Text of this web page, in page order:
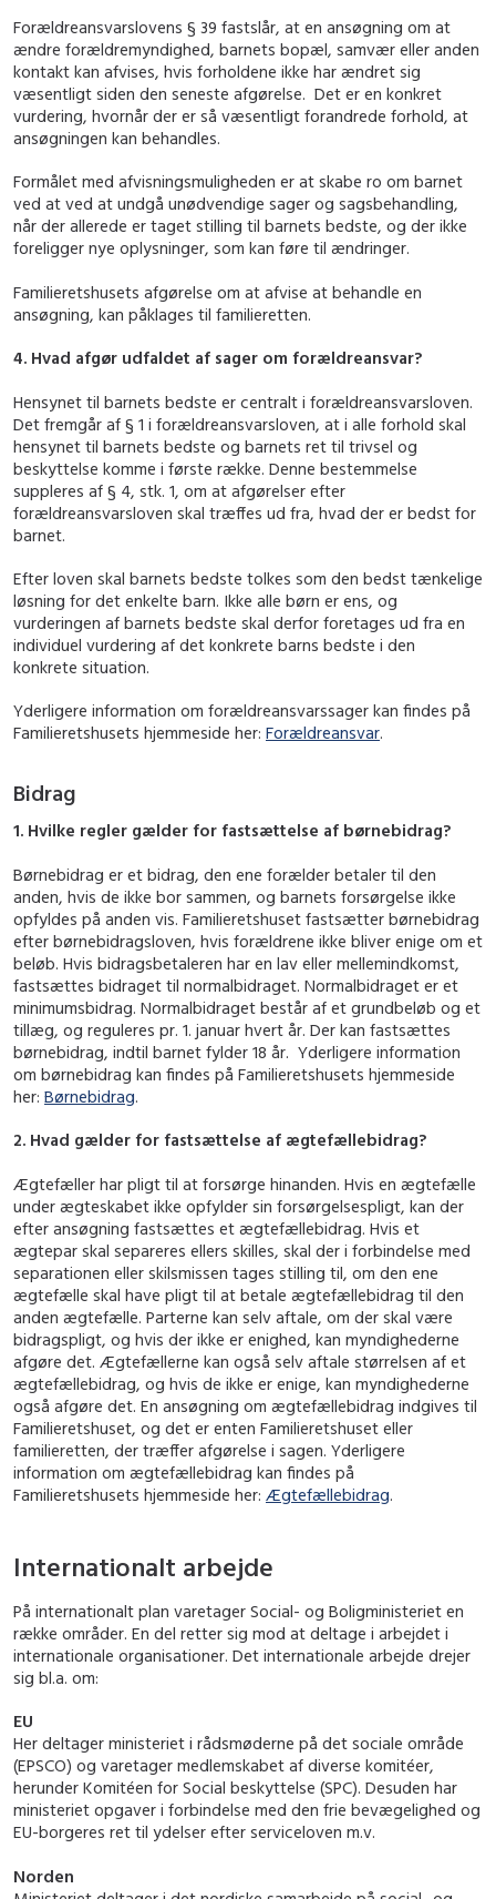
Forældreansvarslovens § 39 fastslår, at en ansøgning om at
ændre forældremyndighed, barnets bopæl, samvær eller anden
kontakt kan afvises, hvis forholdene ikke har ændret sig
væsentligt siden den seneste afgørelse. Det er en konkret
vurdering, hvornår der er så væsentligt forandrede forhold, at
ansøgningen kan behandles.
Formålet med afvisningsmuligheden er at skabe ro om barnet
ved at ved at undgå unødvendige sager og sagsbehandling,
når der allerede er taget stilling til barnets bedste, og der ikke
foreligger nye oplysninger, som kan føre til ændringer.
Familieretshusets afgørelse om at afvise at behandle en
ansøgning, kan påklages til familieretten.
4. Hvad afgør udfaldet af sager om forældreansvar?
Hensynet til barnets bedste er centralt i forældreansvarsloven.
Det fremgår af § 1 i forældreansvarsloven, at i alle forhold skal
hensynet til barnets bedste og barnets ret til trivsel og
beskyttelse komme i første række. Denne bestemmelse
suppleres af § 4, stk. 1, om at afgørelser efter
forældreansvarsloven skal træffes ud fra, hvad der er bedst for
barnet.
Efter loven skal barnets bedste tolkes som den bedst tænkelige
løsning for det enkelte barn. Ikke alle børn er ens, og
vurderingen af barnets bedste skal derfor foretages ud fra en
individuel vurdering af det konkrete barns bedste i den
konkrete situation.
Yderligere information om forældreansvarssager kan findes på
Familieretshusets hjemmeside her: Forældreansvar.
Bidrag
1. Hvilke regler gælder for fastsættelse af børnebidrag?
Børnebidrag er et bidrag, den ene forælder betaler til den
anden, hvis de ikke bor sammen, og barnets forsørgelse ikke
opfyldes på anden vis. Familieretshuset fastsætter børnebidrag
efter børnebidragsloven, hvis forældrene ikke bliver enige om et
beløb. Hvis bidragsbetaleren har en lav eller mellemindkomst,
fastsættes bidraget til normalbidraget. Normalbidraget er et
minimumsbidrag. Normalbidraget består af et grundbeløb og et
tillæg, og reguleres pr. 1. januar hvert år. Der kan fastsættes
børnebidrag, indtil barnet fylder 18 år. Yderligere information
om børnebidrag kan findes på Familieretshusets hjemmeside
her: Børnebidrag.
2. Hvad gælder for fastsættelse af ægtefællebidrag?
Ægtefæller har pligt til at forsørge hinanden. Hvis en ægtefælle
under ægteskabet ikke opfylder sin forsørgelsespligt, kan der
efter ansøgning fastsættes et ægtefællebidrag. Hvis et
ægtepar skal separeres ellers skilles, skal der i forbindelse med
separationen eller skilsmissen tages stilling til, om den ene
ægtefælle skal have pligt til at betale ægtefællebidrag til den
anden ægtefælle. Parterne kan selv aftale, om der skal være
bidragspligt, og hvis der ikke er enighed, kan myndighederne
afgøre det. Ægtefællerne kan også selv aftale størrelsen af et
ægtefællebidrag, og hvis de ikke er enige, kan myndighederne
også afgøre det. En ansøgning om ægtefællebidrag indgives til
Familieretshuset, og det er enten Familieretshuset eller
familieretten, der træffer afgørelse i sagen. Yderligere
information om ægtefællebidrag kan findes på
Familieretshusets hjemmeside her: Ægtefællebidrag.
Internationalt arbejde
På internationalt plan varetager Social- og Boligministeriet en
række områder. En del retter sig mod at deltage i arbejdet i
internationale organisationer. Det internationale arbejde drejer
sig bl.a. om:
EU
Her deltager ministeriet i rådsmøderne på det sociale område
(EPSCO) og varetager medlemskabet af diverse komitéer,
herunder Komitéen for Social beskyttelse (SPC). Desuden har
ministeriet opgaver i forbindelse med den frie bevægelighed og
EU-borgeres ret til ydelser efter serviceloven m.v.
Norden